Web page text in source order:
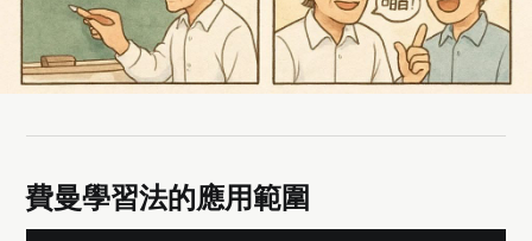
費曼學習法的應用範圍